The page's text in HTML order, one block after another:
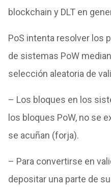
blockchain y DLT en
PoS intenta resolver los
de sistemas PoW
selección aleatoria de
– Los bloques en los
los bloques PoW, no se
se acuñan (forja).
– Para convertirse en
depositar una parte de